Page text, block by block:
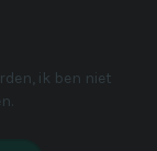
ik ben niet